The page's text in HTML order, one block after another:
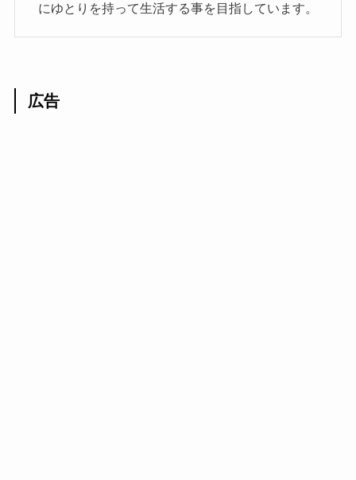
にゆとりを持って生活する事を目指しています。
広告